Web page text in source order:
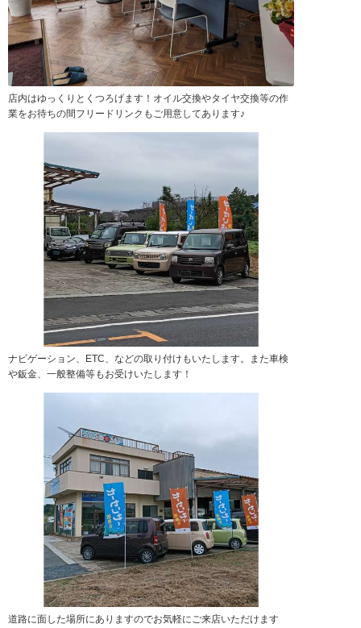
店内はゆっくりとくつろげます！オイル交換やタイヤ交換等の作
業をお待ちの間フリードリンクもご用意してあります♪
ナビゲーション、ETC、などの取り付けもいたします。また車検
や鈑金、一般整備等もお受けいたします！
道路に面した場所にありますのでお気軽にご来店いただけます